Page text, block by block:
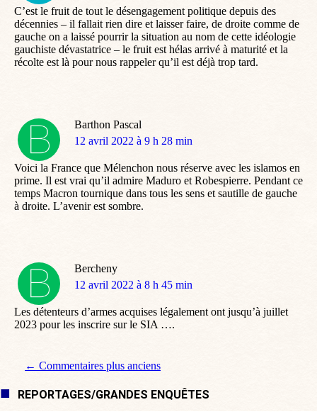
C’est le fruit de tout le désengagement politique depuis des
décennies – il fallait rien dire et laisser faire, de droite comme de
gauche on a laissé pourrir la situation au nom de cette idéologie
gauchiste dévastatrice – le fruit est hélas arrivé à maturité et la
récolte est là pour nous rappeler qu’il est déjà trop tard.
Barthon Pascal
dit
12 avril 2022 à 9 h 28 min
Voici la France que Mélenchon nous réserve avec les islamos en
prime. Il est vrai qu’il admire Maduro et Robespierre. Pendant ce
temps Macron tournique dans tous les sens et sautille de gauche
à droite. L’avenir est sombre.
Bercheny
dit
12 avril 2022 à 8 h 45 min
Les détenteurs d’armes acquises légalement ont jusqu’à juillet
2023 pour les inscrire sur le SIA ….
Navigation de commentaire
← Commentaires plus anciens
REPORTAGES/GRANDES ENQUÊTES